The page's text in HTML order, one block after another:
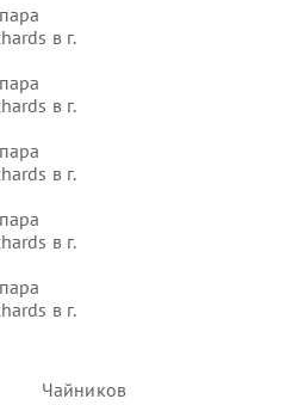
Чайников
в г.
в г.
в г.
в г.
в г.